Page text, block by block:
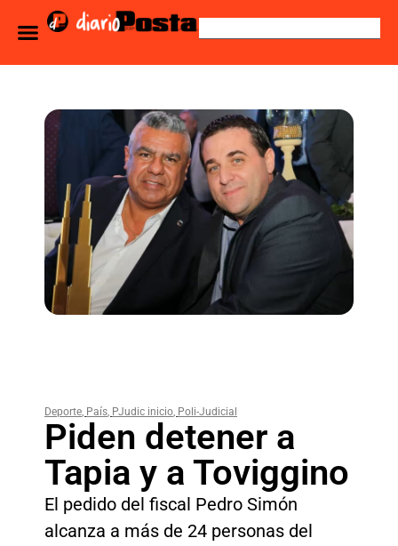
Deporte, País, PJudic inicio, Poli-Judicial
Piden detener a
Tapia y a Toviggino
El pedido del fiscal Pedro Simón
alcanza a más de 24 personas del